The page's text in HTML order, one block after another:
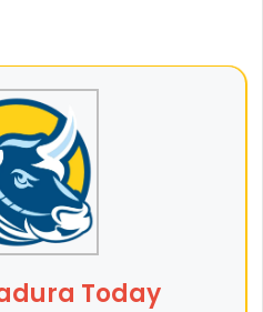
Today